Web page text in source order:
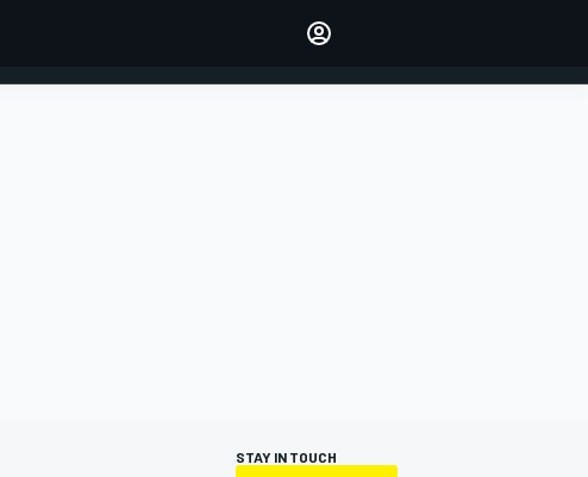
ACCEDI
STAY IN TOUCH